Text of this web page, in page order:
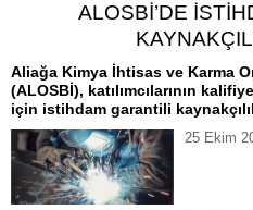
ALOSBİ’DE
Aliağa Kimya İhtisas ve Karma
(ALOSBİ), katılımcılarının
için istihdam garantili
25 Ekim